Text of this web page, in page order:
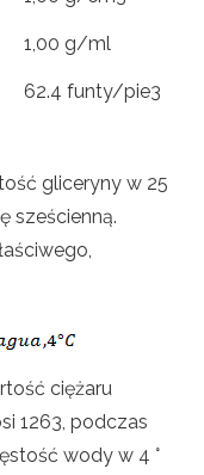
1,00 g/ml
62.4 funty/pie3
gliceryny w 25
sześcienną.
ciężaru
1263, podczas
wody w 4 °